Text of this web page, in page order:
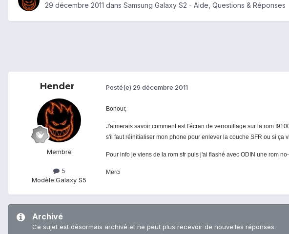
29 décembre 2011 dans Samsung Galaxy S2 - Aide, Questions & Réponses
Hender
Membre
5
Modèle:Galaxy S5
Posté(e) 29 décembre 2011
Bonour,
J'aimerais savoir comment est l'écran de verrouillage sur la rom
s'il faut réinitialiser mon phone pour enlever la couche SFR ou si ça
Pour info je viens de la rom sfr puis j'ai flashé avec ODIN une rom
Merci
Archivé
Ce sujet est désormais archivé et ne peut plus recevoir de nouvelles réponses.